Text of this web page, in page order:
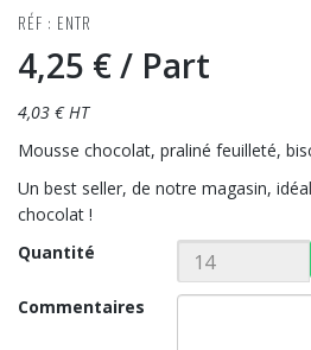
RÉF : ENTR
4,25 €/ Part
4,03 € HT
Mousse chocolat, praliné feuilleté,
Un best seller, de notre magasin,
chocolat !
Quantité
Commentaires